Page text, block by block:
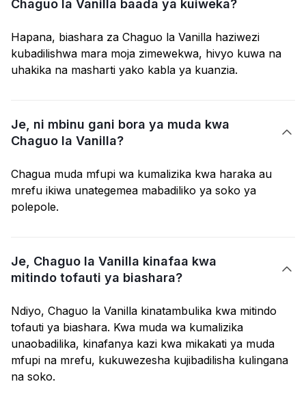
Chaguo la Vanilla baada ya kuiweka?
Hapana, biashara za Chaguo la Vanilla haziwezi
kubadilishwa mara moja zimewekwa, hivyo kuwa na
uhakika na masharti yako kabla ya kuanzia.
Je, ni mbinu gani bora ya muda kwa
Chaguo la Vanilla?

Chagua muda mfupi wa kumalizika kwa haraka au
mrefu ikiwa unategemea mabadiliko ya soko ya
polepole.
Je, Chaguo la Vanilla kinafaa kwa
mitindo tofauti ya biashara?

Ndiyo, Chaguo la Vanilla kinatambulika kwa mitindo
tofauti ya biashara. Kwa muda wa kumalizika
unaobadilika, kinafanya kazi kwa mikakati ya muda
mfupi na mrefu, kukuwezesha kujibadilisha kulingana
na soko.